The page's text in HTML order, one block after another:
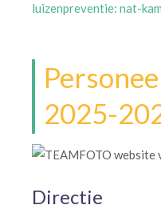
luizenpreventie: nat-
2025-
Directie